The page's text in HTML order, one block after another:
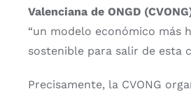
Valenciana de ONGD
“un modelo económico más
sostenible para salir de esta
Precisamente, la CVONG